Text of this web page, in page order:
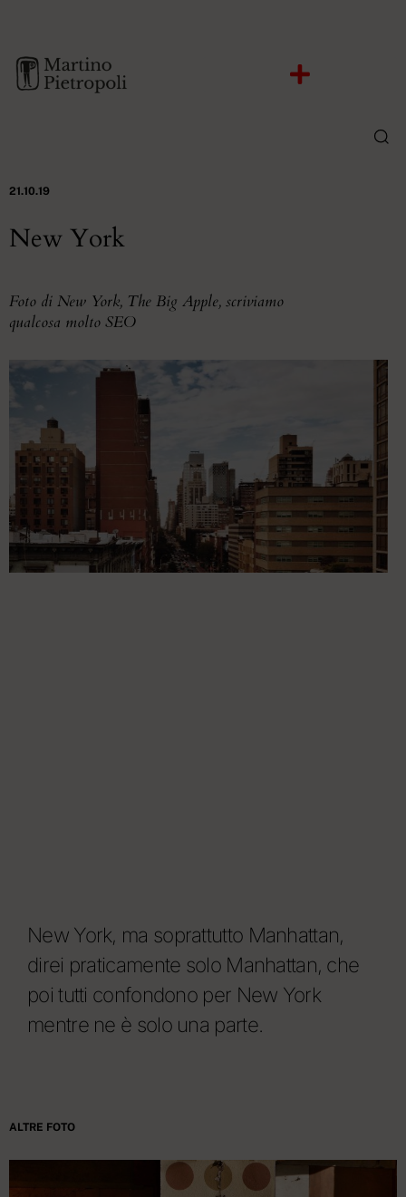
21.10.19
New York
Foto di New York, The Big Apple, scriviamo
qualcosa molto SEO
New York, ma soprattutto Manhattan,
direi praticamente solo Manhattan, che
poi tutti confondono per New York
mentre ne è solo una parte.
ALTRE FOTO